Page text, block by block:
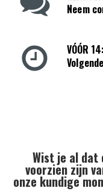
Neem
VÓÓR
Wist je al dat
voorzien zijn
onze kundige